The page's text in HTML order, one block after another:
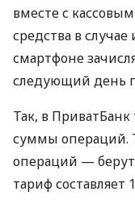
вместе с
средства в
смартфоне
следующий день
Так, в ПриватБанк
суммы операций.
операций — берут
тариф составляет